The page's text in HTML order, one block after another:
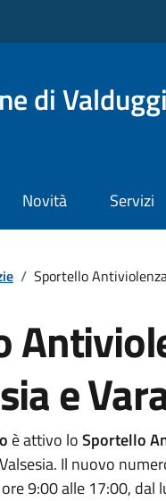
di
Novità Servizi
/ Sportello
e
è attivo loSportello
Il nuovo
9:00 alle 17:00, dal